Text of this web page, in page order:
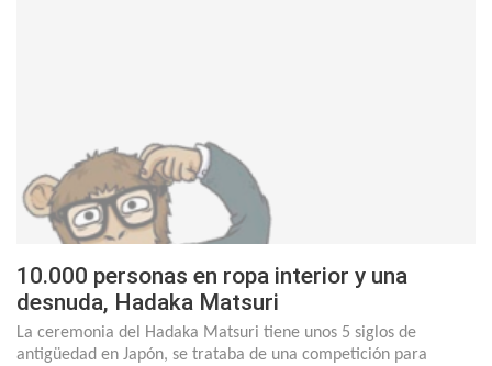
10.000 personas en ropa interior y una
desnuda, Hadaka Matsuri
La ceremonia del Hadaka Matsuri tiene unos 5 siglos de
antigüedad en Japón, se trataba de una competición para